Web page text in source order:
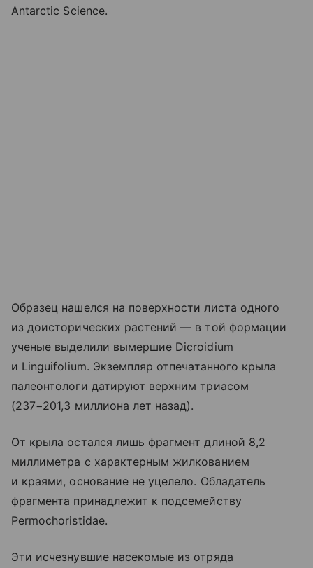
Antarctic Science.
Образец нашелся на поверхности листа одного
из доисторических растений — в той формации
ученые выделили вымершие Dicroidium
и Linguifolium. Экземпляр отпечатанного крыла
палеонтологи датируют верхним триасом
(237−201,3 миллиона лет назад).
От крыла остался лишь фрагмент длиной 8,2
миллиметра с характерным жилкованием
и краями, основание не уцелело. Обладатель
фрагмента принадлежит к подсемейству
Permochoristidae.
Эти исчезнувшие насекомые из отряда